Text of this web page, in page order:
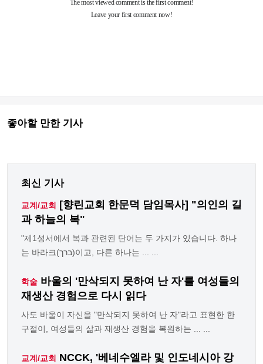
좋아할 만한 기사
최신 기사
교계/교회 [향린교회 한문덕 담임목사] "의인의 길
과 하늘의 복"
"제1성서에서 복과 관련된 단어는 두 가지가 있습니다. 하나
는 바라크(ברך)이고, 다른 하나는 ... ...
학술 바울의 '만삭되지 못하여 난 자'를 여성들의
재생산 경험으로 다시 읽다
사도 바울이 자신을 "만삭되지 못하여 난 자"라고 표현한 한
구절이, 여성들의 삶과 재생산 경험을 복원하는 ... ...
교계/교회 NCCK, '베네수엘라 및 인도네시아 강